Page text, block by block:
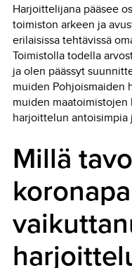
Harjoittelijana pääsee
toimiston arkeen ja
erilaisissa tehtävissä
Toimistolla todella
ja olen päässyt
muiden Pohjoismaiden
muiden maatoimistojen
harjoittelun antoisimpia
Millä